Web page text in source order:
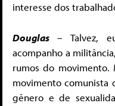
interesse dos
Douglas
– Talvez,
acompanho a
rumos do movimento.
movimento comunista
gênero e de